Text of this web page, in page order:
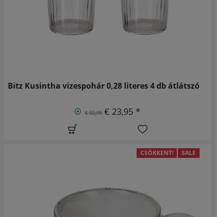
Bitz Kusintha vizespohár 0,28 literes 4 db átlátszó
€ 32,95 € 23,95 *
CSÖKKENT! SALE